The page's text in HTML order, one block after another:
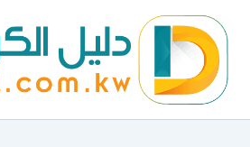
المحتوى